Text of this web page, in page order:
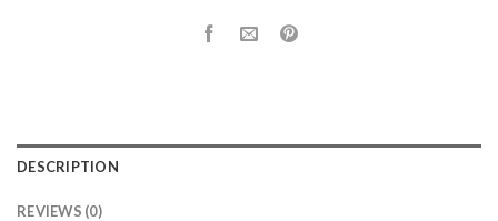
DESCRIPTION
REVIEWS (0)